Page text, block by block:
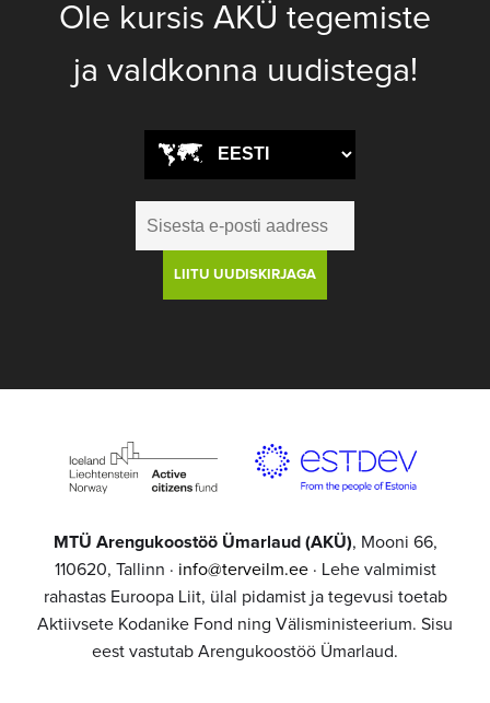
Ole kursis AKÜ tegemiste
ja valdkonna uudistega!
MTÜ Arengukoostöö Ümarlaud (AKÜ), Mooni 66,
110620, Tallinn · info@terveilm.ee· Lehe valmimist
rahastas Euroopa Liit, ülal pidamist ja tegevusi toetab
Aktiivsete Kodanike Fond ning Välisministeerium. Sisu
eest vastutab Arengukoostöö Ümarlaud.